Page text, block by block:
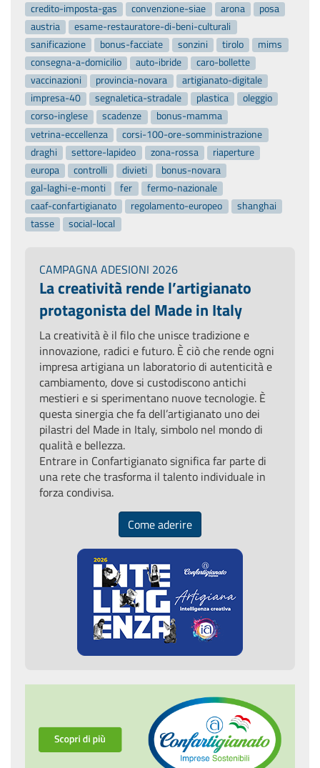
credito-imposta-gas convenzione-siae arona
posa
austria
esame-restauratore-di-beni-culturali
sanificazione
bonus-facciate sonzini tirolo
mims
consegna-a-domicilio
auto-ibride
caro-bollette
vaccinazioni
provincia-novara
artigianato-digitale
impresa-40
segnaletica-stradale plastica
oleggio
corso-inglese
scadenze
bonus-mamma
vetrina-eccellenza
corsi-100-ore-somministrazione
draghi
settore-lapideo zona-rossa
riaperture
europa
controlli divieti
bonus-novara
gal-laghi-e-monti
fer
fermo-nazionale
caaf-confartigianato
regolamento-europeo
shanghai
tasse
social-local
CAMPAGNA ADESIONI 2026
La creatività rende l’artigianato
protagonista del Made in Italy
La creatività è il filo che unisce tradizione e
innovazione, radici e futuro. È ciò che rende ogni
impresa artigiana un laboratorio di autenticità e
cambiamento, dove si custodiscono antichi
mestieri e si sperimentano nuove tecnologie. È
questa sinergia che fa dell’artigianato uno dei
pilastri del Made in Italy, simbolo nel mondo di
qualità e bellezza.
Entrare in Confartigianato significa far parte di
una rete che trasforma il talento individuale in
forza condivisa.
Come aderire